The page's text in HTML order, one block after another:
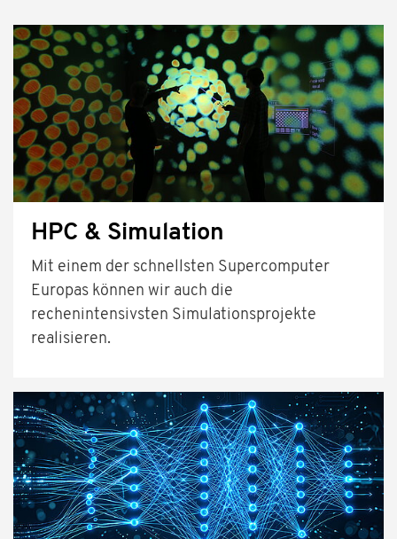
HPC & Simulation
Mit einem der schnellsten Supercomputer
Europas können wir auch die
rechenintensivsten Simulationsprojekte
realisieren.